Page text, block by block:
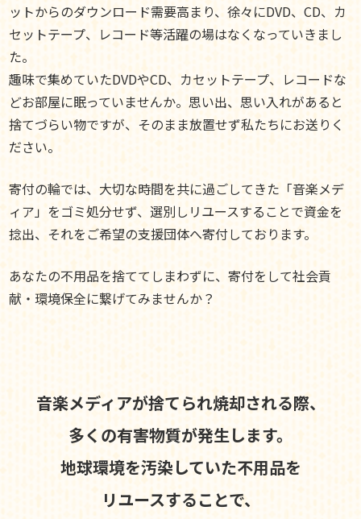
ットからのダウンロード需要高まり、徐々にDVD、CD、カ
セットテープ、レコード等活躍の場はなくなっていきまし
た。
趣味で集めていたDVDやCD、カセットテープ、レコードな
どお部屋に眠っていませんか。思い出、思い入れがあると
捨てづらい物ですが、そのまま放置せず私たちにお送りく
ださい。
寄付の輪では、大切な時間を共に過ごしてきた「音楽メデ
ィア」をゴミ処分せず、選別しリユースすることで資金を
捻出、それをご希望の支援団体へ寄付しております。
あなたの不用品を捨ててしまわずに、寄付をして社会貢
献・環境保全に繋げてみませんか？
音楽メディアが捨てられ焼却される際、
多くの有害物質が発生します。
地球環境を汚染していた不用品を
リユースすることで、